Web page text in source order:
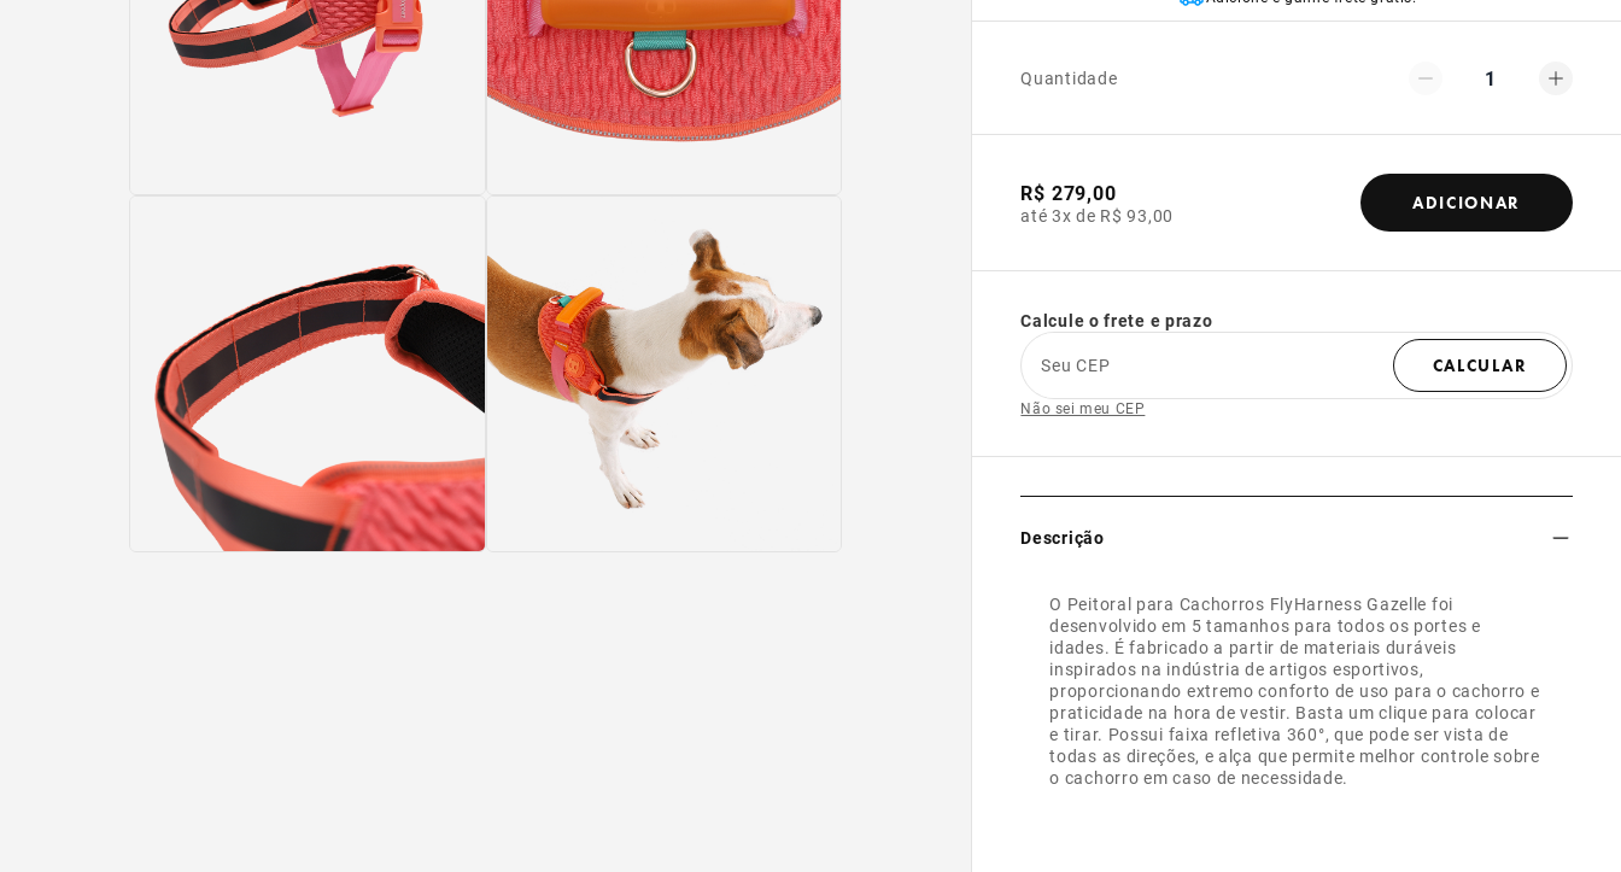
Quantidade 1
R$ 279,00
até 3x de R$ 93,00
ADICIONAR
Calcule o frete e prazo
Seu CEP
CALCULAR
Não sei meu CEP
Descrição
O Peitoral para Cachorros FlyHarness Gazelle foi
desenvolvido em 5 tamanhos para todos os portes e
idades. É fabricado a partir de materiais duráveis
inspirados na indústria de artigos esportivos,
proporcionando extremo conforto de uso para o cachorro e
praticidade na hora de vestir. Basta um clique para colocar
e tirar. Possui faixa refletiva 360°, que pode ser vista de
todas as direções, e alça que permite melhor controle sobre
o cachorro em caso de necessidade.